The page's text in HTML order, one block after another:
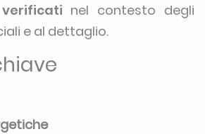
nel contesto degli
e al dettaglio.